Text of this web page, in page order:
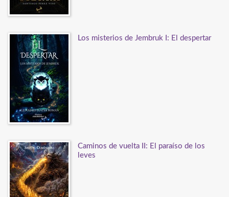
Los misterios de Jembruk I: El despertar
Caminos de vuelta II: El paraíso de los
leves